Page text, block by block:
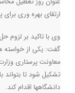
ارتقای بهره وری برای
وی با تاکید بر لزوم
گفت: یکی از خواسته
معاونت پرستاری
تشکیل شود تا بتواند
دانشگاهها اقدام کند.